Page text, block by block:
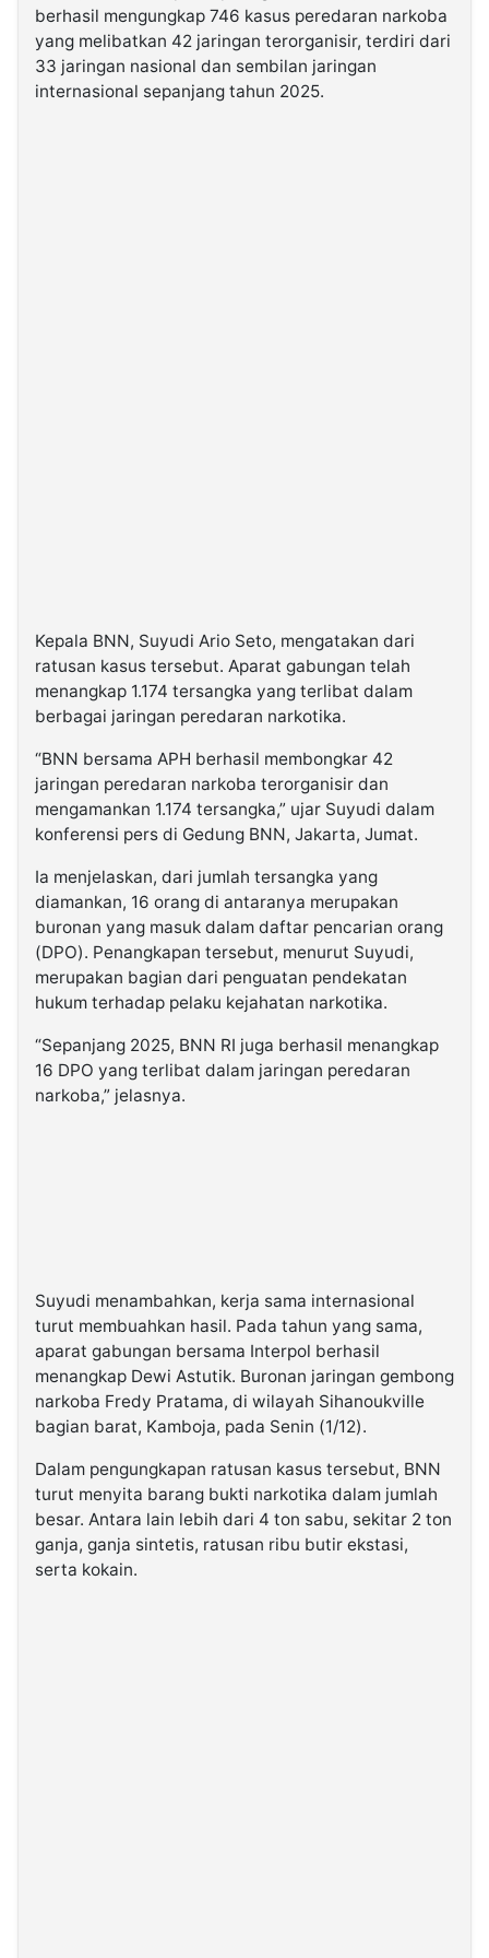
Kabarbaru.co
2026
berhasil mengungkap 746 kasus peredaran narkoba
yang melibatkan 42 jaringan terorganisir, terdiri dari
33 jaringan nasional dan sembilan jaringan
internasional sepanjang tahun 2025.
Kepala BNN, Suyudi Ario Seto, mengatakan dari
ratusan kasus tersebut. Aparat gabungan telah
menangkap 1.174 tersangka yang terlibat dalam
berbagai jaringan peredaran narkotika.
“BNN bersama APH berhasil membongkar 42
jaringan peredaran narkoba terorganisir dan
mengamankan 1.174 tersangka,” ujar Suyudi dalam
konferensi pers di Gedung BNN, Jakarta, Jumat.
Ia menjelaskan, dari jumlah tersangka yang
diamankan, 16 orang di antaranya merupakan
buronan yang masuk dalam daftar pencarian orang
(DPO). Penangkapan tersebut, menurut Suyudi,
merupakan bagian dari penguatan pendekatan
hukum terhadap pelaku kejahatan narkotika.
“Sepanjang 2025, BNN RI juga berhasil menangkap
16 DPO yang terlibat dalam jaringan peredaran
narkoba,” jelasnya.
Suyudi menambahkan, kerja sama internasional
turut membuahkan hasil. Pada tahun yang sama,
aparat gabungan bersama Interpol berhasil
menangkap Dewi Astutik. Buronan jaringan gembong
narkoba Fredy Pratama, di wilayah Sihanoukville
bagian barat, Kamboja, pada Senin (1/12).
Dalam pengungkapan ratusan kasus tersebut, BNN
turut menyita barang bukti narkotika dalam jumlah
besar. Antara lain lebih dari 4 ton sabu, sekitar 2 ton
ganja, ganja sintetis, ratusan ribu butir ekstasi,
serta kokain.